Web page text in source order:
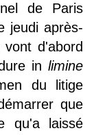
de Paris
jeudi après-
d'abord
in limine
du litige
que
qu'a laissé